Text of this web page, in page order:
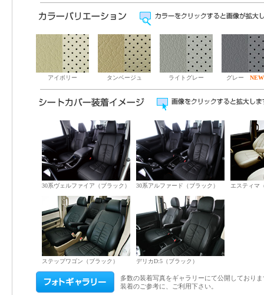
アイボリー タンベージュ ライトグレー グレー
30系ヴェルファイア（ブラック） 30系アルファード（ブラック） エスティマ
ステップワゴン（ブラック） デリカD:5（ブラック）
多数の装着写真をギャラリーにて公開しており
装着のご参考に、ご利用下さい。